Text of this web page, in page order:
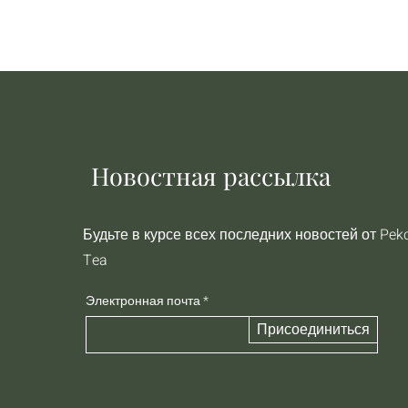
Новостная рассылка
Будьте в курсе всех последних новостей от
Tea
Электронная почта
Присоединиться